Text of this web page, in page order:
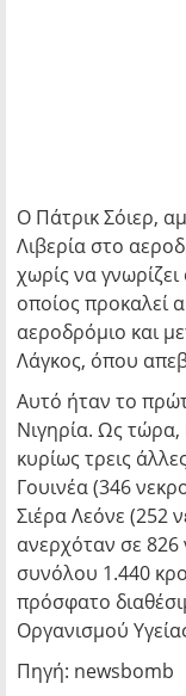
Ο Πάτρικ Σόιερ,
Λιβερία στο
χωρίς να
οποίος προκαλεί
αεροδρόμιο και
Λάγκος, όπου
Αυτό ήταν το
Νιγηρία. Ως τώρα,
κυρίως τρεις
Γουινέα (346
Σιέρα Λεόνε (252
ανερχόταν σε 826
συνόλου 1.440
πρόσφατο
Οργανισμού
Πηγή: newsbomb